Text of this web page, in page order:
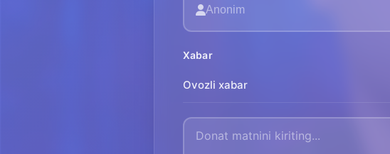
Xabar
Ovozli xabar